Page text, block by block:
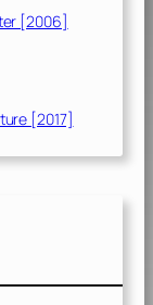
[2006]
[2017]